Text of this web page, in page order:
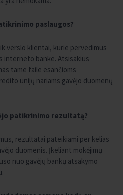
paslaugos?
verslo klientai, kurie pervedimus
interneto banke. Atsisakius
tame faile esančioms
unijų nariams gavėjo duomenų
patikrinimo rezultatą?
rezultatai pateikiami per kelias
duomenis. Įkeliant mokėjimų
nuo gavėjų bankų atsakymo